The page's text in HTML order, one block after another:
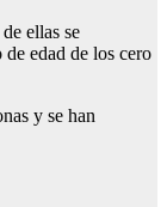
ellas se
edad de los cero
y se han